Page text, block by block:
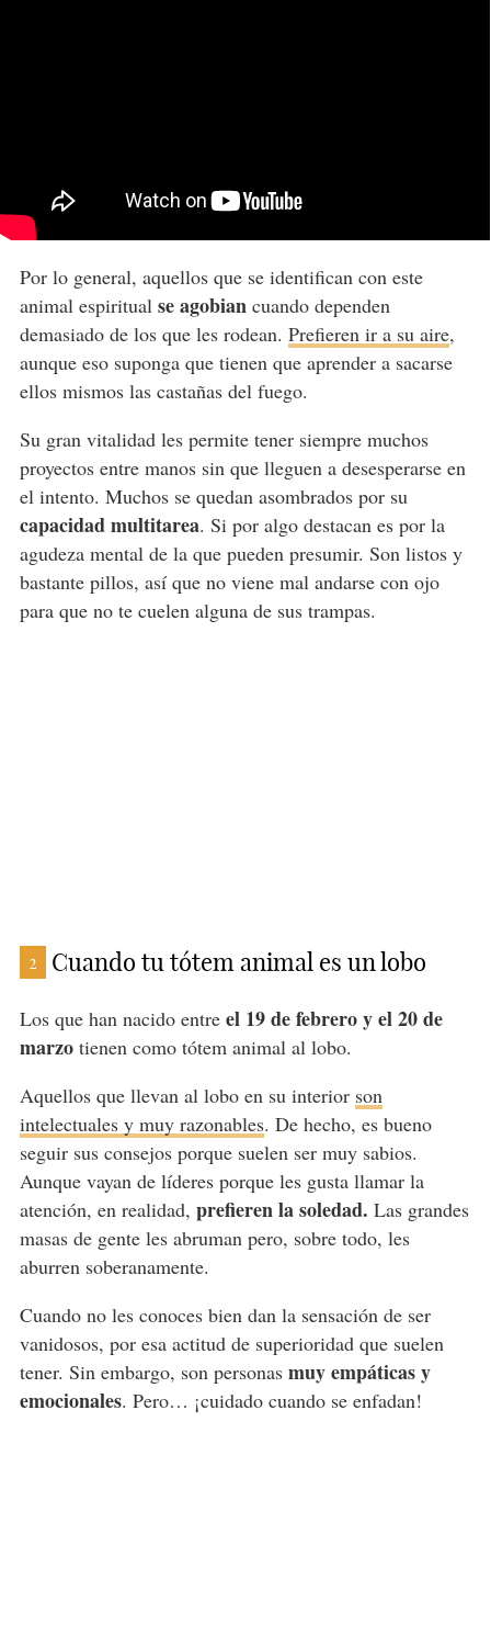
Por lo general, aquellos que se identifican con este
animal espiritual se agobiancuando dependen
demasiado de los que les rodean. Prefieren ir a su aire,
aunque eso suponga que tienen que aprender a sacarse
ellos mismos las castañas del fuego.
Su gran vitalidad les permite tener siempre muchos
proyectos entre manos sin que lleguen a desesperarse en
el intento. Muchos se quedan asombrados por su
capacidad multitarea. Si por algo destacan es por la
agudeza mental de la que pueden presumir. Son listos y
bastante pillos, así que no viene mal andarse con ojo
para que no te cuelen alguna de sus trampas.
2 Cuando tu tótem animal es un lobo
Los que han nacido entreel 19 de febrero y el 20 de
marzotienen como tótem animal al lobo.
Aquellos que llevan al lobo en su interior son
intelectuales y muy razonables. De hecho, es bueno
seguir sus consejos porque suelen ser muy sabios.
Aunque vayan de líderes porque les gusta llamar la
atención, en realidad, prefieren la soledad. Las grandes
masas de gente les abruman pero, sobre todo, les
aburren soberanamente.
Cuando no les conoces bien dan la sensación de ser
vanidosos, por esa actitud de superioridad que suelen
tener. Sin embargo, son personas muy empáticas y
emocionales. Pero… ¡cuidado cuando se enfadan!